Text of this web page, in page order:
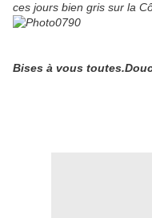
ces jours bien gris sur la
Bises à vous